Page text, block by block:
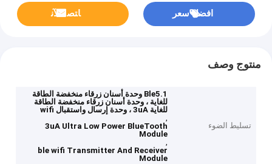
افضل سعر ﺎﺘﺼﻟ ﺍﻶﻧ
منتوج وصف
تسليط الضوء
Ble5.1 وحدة أسنان زرقاء منخفضة الطاقة
للغاية ، وحدة أسنان زرقاء منخفضة الطاقة
للغاية 3uA ، وحدة إرسال واستقبال wifi
,
3uA Ultra Low Power BlueTooth
Module
,
ble wifi Transmitter And Receiver
Module